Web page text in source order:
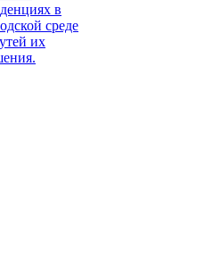
в
среде
их